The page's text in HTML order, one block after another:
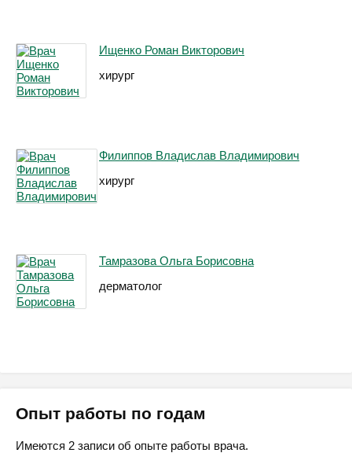
Ищенко Роман Викторович
хирург
Филиппов Владислав Владимирович
хирург
Тамразова Ольга Борисовна
дерматолог
Опыт работы по годам
Имеются 2 записи об опыте работы врача.